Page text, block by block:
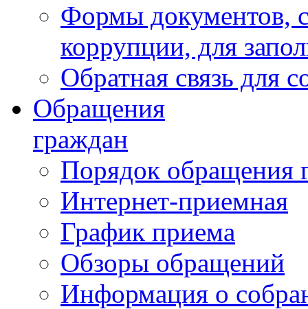
Формы документов,
коррупции, для
Обратная связь для
Обращения
граждан
Порядок обращения
Интернет-приемная
График приема
Обзоры обращений
Информация о